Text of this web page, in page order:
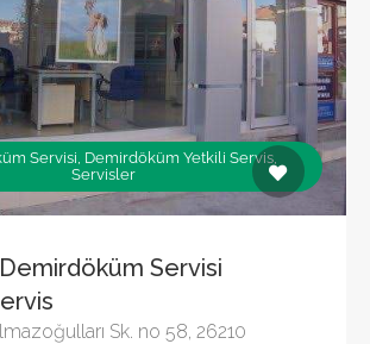
Servisi, Demirdöküm Yetkili Servis,
Servisler
Servisi
Sk. no 58, 26210